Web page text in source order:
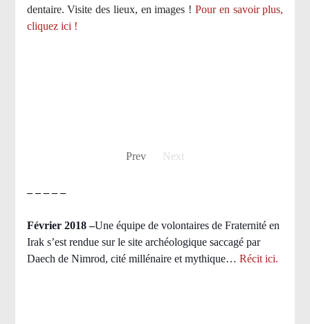
dentaire. Visite des lieux, en images !Pour en savoir plus,
cliquez ici !
Prev Next
– – – – –
Février 2018 –Une équipe de volontaires de Fraternité en
Irak s’est rendue sur le site archéologique saccagé par
Daech de Nimrod, cité millénaire et mythique… Récit ici.